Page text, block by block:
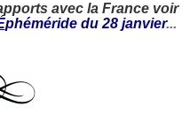
avec la France voir
phéméride du 28 janvier...